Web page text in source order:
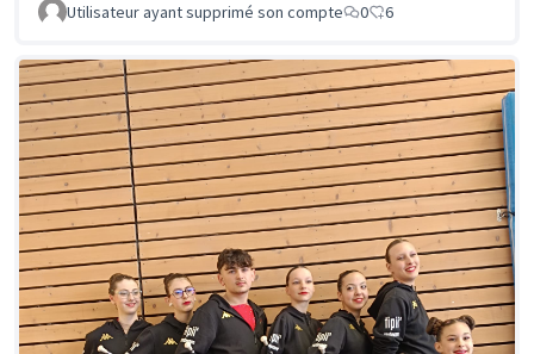
Utilisateur ayant supprimé son compte
0 6